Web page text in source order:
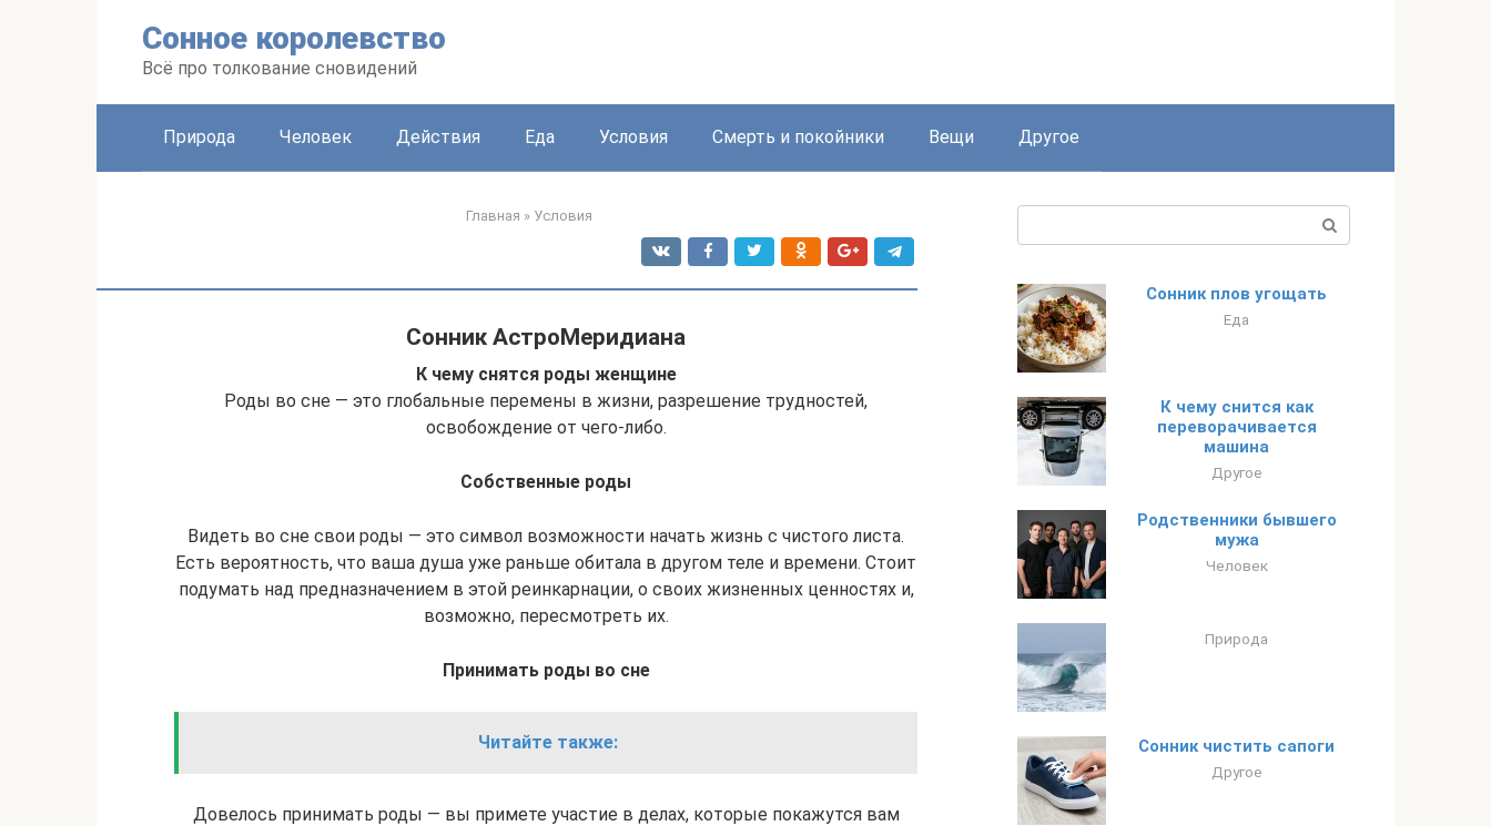
Сонное королевство
Всё про толкование сновидений
Природа Человек Действия Еда Условия Смерть и покойники Вещи Другое
Главная » Условия
Сонник АстроМеридиана
К чему снятся роды женщине
Роды во сне — это глобальные перемены в жизни, разрешение трудностей,
освобождение от чего-либо.
Собственные роды
Видеть во сне свои роды — это символ возможности начать жизнь с чистого листа.
Есть вероятность, что ваша душа уже раньше обитала в другом теле и времени. Стоит
подумать над предназначением в этой реинкарнации, о своих жизненных ценностях и,
возможно, пересмотреть их.
Принимать роды во сне
Читайте также:
Довелось принимать роды — вы примете участие в делах, которые покажутся вам
Сонник плов угощать
Еда
К чему снится как
переворачивается
машина
Другое
Родственники бывшего
мужа
Человек
Природа
Сонник чистить сапоги
Другое